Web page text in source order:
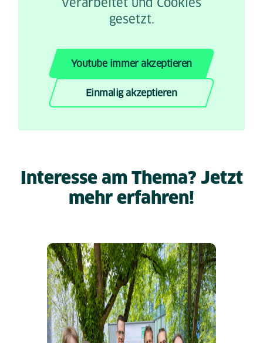
gesetzt.
Youtube immer akzeptieren
Einmalig akzeptieren
Interesse am Thema? Jetzt
mehr erfahren!